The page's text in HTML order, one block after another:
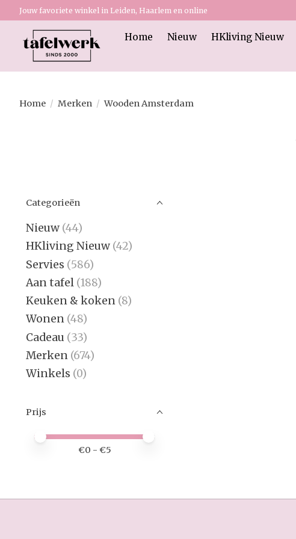
Jouw favoriete winkel in Leiden, Haarlem en online
Home Nieuw HKliving Nieuw
Home / Merken / Wooden Amsterdam
Categorieën
Nieuw (44)
HKliving Nieuw (42)
Servies (586)
Aan tafel (188)
Keuken & koken (8)
Wonen (48)
Cadeau (33)
Merken (674)
Winkels (0)
Prijs
Minimale prijswaarde
Price maximum value
€0 - €5